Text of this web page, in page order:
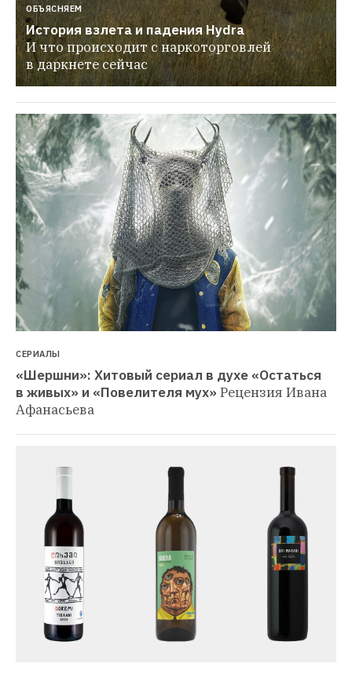
ОБЪЯСНЯЕМ
История взлета и падения Hydra
И что происходит с наркоторговлей
в даркнете сейчас
СЕРИАЛЫ
«Шершни»: Хитовый сериал в духе «Остаться
в живых» и «Повелителя мух» Рецензия Ивана
Афанасьева